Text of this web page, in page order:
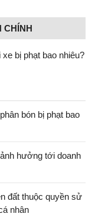
CHÍNH
bị phạt bao nhiêu?
bón bị phạt bao
hưởng tới doanh
đất thuộc quyền sử
nhân